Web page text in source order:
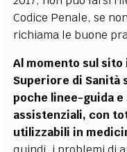
Codice Penale, se
richiama le buone
Al momento sul
Superiore di Sanità
poche linee-guida
assistenziali, con
utilizzabili in